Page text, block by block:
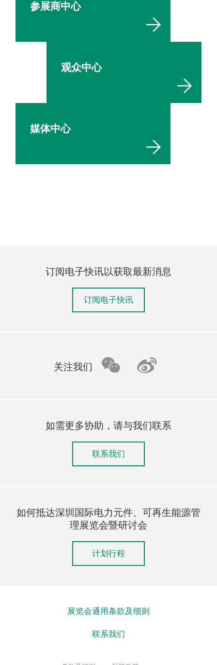
参展商中心
观众中心
媒体中心
订阅电子快讯以获取最新消息
订阅电子快讯
关注我们 wechatweibo
如需更多协助，请与我们联系
联系我们
如何抵达深圳国际电力元件、可再生能源管
理展览会暨研讨会
计划行程
展览会通用条款及细则
联系我们